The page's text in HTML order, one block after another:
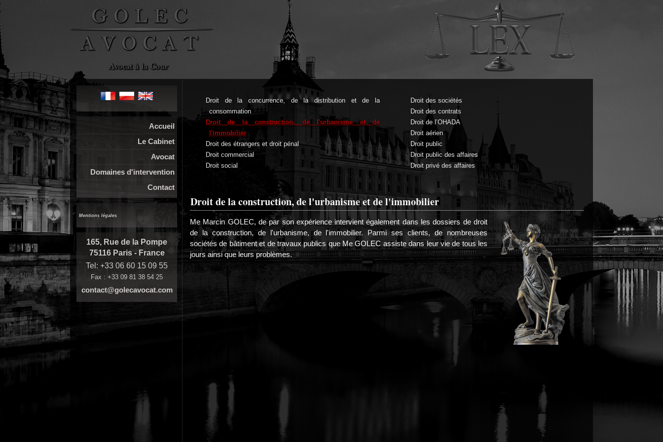
Accueil
Le Cabinet
Avocat
Domaines d'intervention
Contact
Mentions légales
165, Rue de la Pompe
75116 Paris - France
Tel: +33 06 60 15 09 55
Fax : +33 09 81 38 54 25
contact@golecavocat.com
Droit de la concurrence, de la distribution et de la
consommation
Droit de la construction, de l'urbanisme et de
l'immobilier
Droit des étrangers et droit pénal
Droit commercial
Droit social
Droit des sociétés
Droit des contrats
Droit de l’OHADA
Droit aérien
Droit public
Droit public des affaires
Droit privé des affaires
Droit de la construction, de l'urbanisme et de l'immobilier
Me Marcin GOLEC, de par son expérience intervient également dans les dossiers de droit
de la construction, de l'urbanisme, de l'immobilier. Parmi ses clients, de nombreuses
sociétés de bâtiment et de travaux publics que Me GOLEC assiste dans leur vie de tous les
jours ainsi que leurs problèmes.